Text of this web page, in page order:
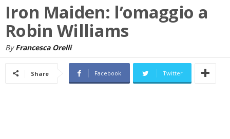
Iron Maiden: l’omaggio a
Robin Williams
By Francesca Orelli
Share Facebook Twitter